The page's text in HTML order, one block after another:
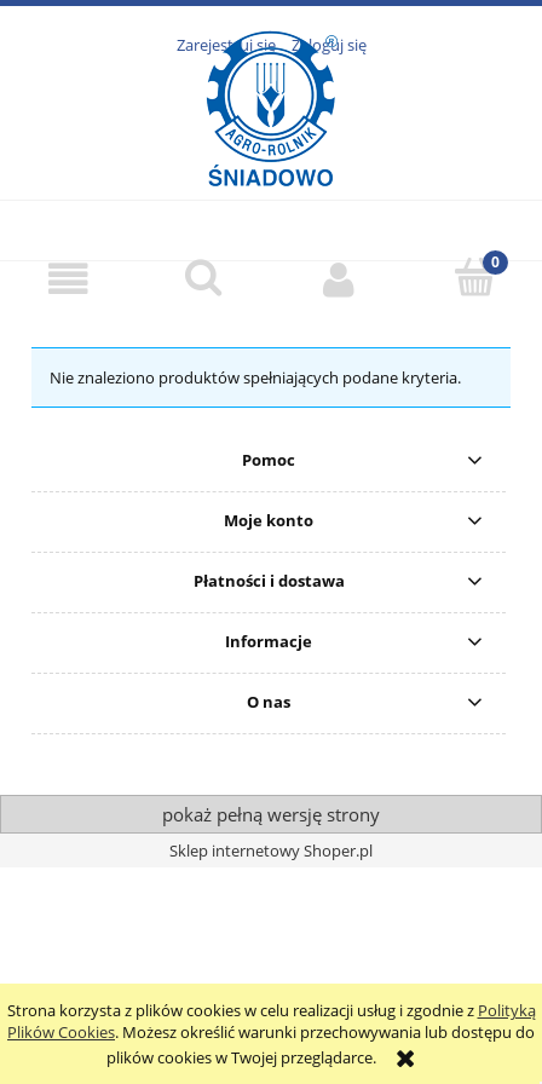
Strona korzysta z plików cookies w celu realizacji usług i zgodnie z Polityką
Plików Cookies. Możesz określić warunki przechowywania lub dostępu do
plików cookies w Twojej przeglądarce.
Zarejestruj się Zaloguj się
Nie znaleziono produktów spełniających podane kryteria.
Pomoc
Moje konto
Płatności i dostawa
Informacje
O nas
pokaż pełną wersję strony
Sklep internetowy Shoper.pl